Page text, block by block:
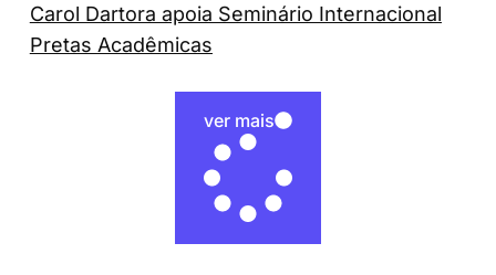
Carol Dartora apoia Seminário Internacional
Pretas Acadêmicas
ver mais